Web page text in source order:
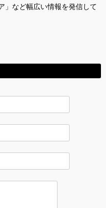
」など幅広い情報を発信して